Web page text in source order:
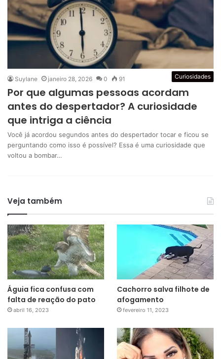
Curiosidades
Suylane janeiro 28, 2026 0 91
Por que algumas pessoas acordam
antes do despertador? A curiosidade
que intriga a ciência
Você já acordou segundos antes do despertador tocar e ficou se
perguntando como isso é possível? Essa é uma curiosidade que
voltou a bombar…
Veja também
Águia fica confusa com
falta de reação do pato
abril 16, 2023
Cachorro salva filhote de
afogamento
fevereiro 11, 2023